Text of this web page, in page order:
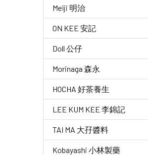
Meiji 明治
ON KEE 安記
Doll 公仔
Morinaga 森永
HOCHA 好茶養生
LEE KUM KEE 李錦記
TAI MA 大孖醬料
Kobayashi 小林製藥